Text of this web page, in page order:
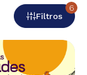
Filtros
6